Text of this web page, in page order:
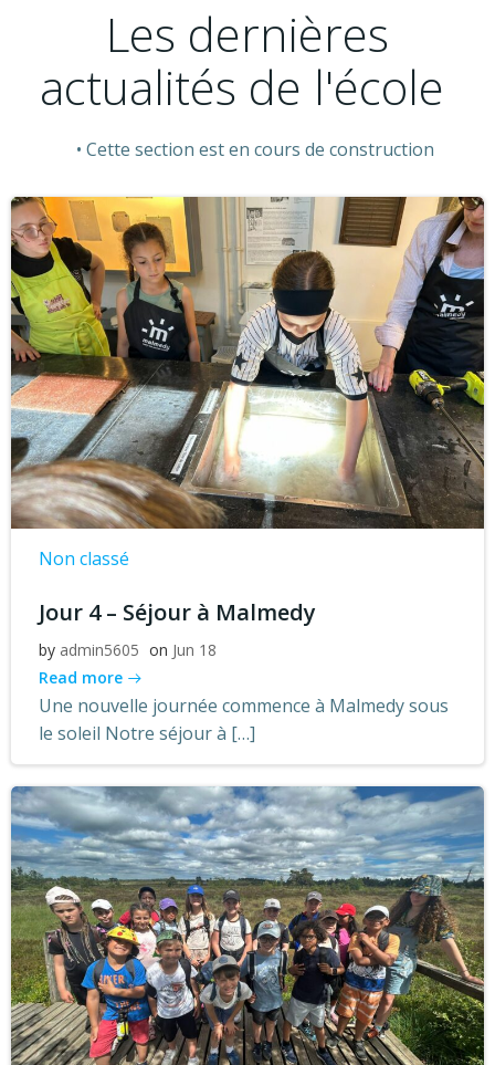
Les dernières
actualités de l'école
Cette section est en cours de construction
Non classé
Jour 4 – Séjour à Malmedy
by admin5605 on Jun 18
Read more
Une nouvelle journée commence à Malmedy sous
le soleil Notre séjour à […]